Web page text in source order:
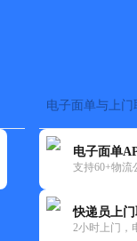
电子面单与上门
电子面单
支持60+物流
快递员上
2小时上门，
快递时效